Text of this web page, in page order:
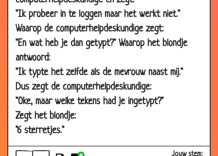
"Ik probeer in te loggen maar het werkt niet."
Waarop de computerhelpdeskundige zegt:
"En wat heb je dan getypt?" Waarop het blondje
antwoord:
"Ik typte het zelfde als de mevrouw naast mij."
Dus zegt de computerhelpdeskundige:
"Oke, maar welke tekens had je ingetypt?"
Zegt het blondje:
"6 sterretjes."
Jouw stem:
05 Nov 2018
2 verschillende schoenen
04 Nov 2018
Lege flessen......
15 Oct 2018
Springen?
06 Sep
2018
Decolleté
02 Sep 2018 Lacoste
17 Jul 2018
112
01 Jul 2018
10 blonde moppen
22 Mar 2018
Dom Blondje appt met vriend
29 Sep 2017
Magnetron
3.19